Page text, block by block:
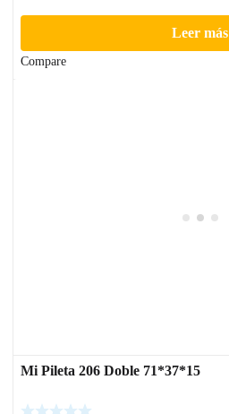
Leer más
Compare
Mi Pileta 206 Doble 71*37*15